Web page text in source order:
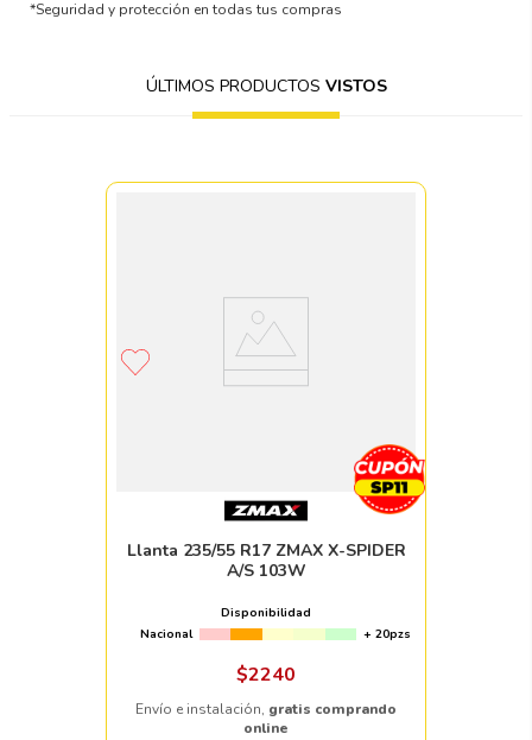
*Seguridad y protección en todas tus compras
ÚLTIMOS PRODUCTOS VISTOS
Llanta 235/55 R17 ZMAX X-SPIDER
A/S 103W
Disponibilidad
Nacional
+ 20pzs
$2240
Envío e instalación, gratis comprando
online